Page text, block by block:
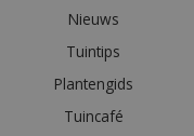
Nieuws
Tuintips
Plantengids
Tuincafé